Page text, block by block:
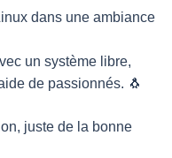
dans une ambiance
un système libre,
de passionnés. 🐧
juste de la bonne